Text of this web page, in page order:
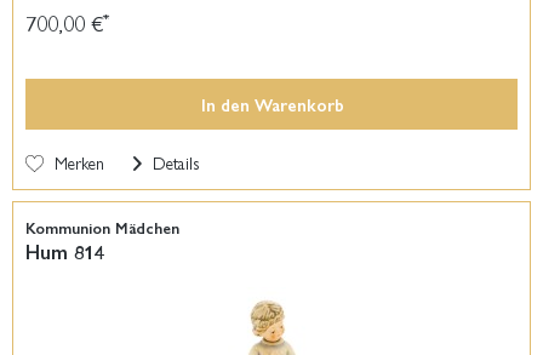
700,00 €*
In den Warenkorb
Merken Details
Kommunion Mädchen
Hum 814